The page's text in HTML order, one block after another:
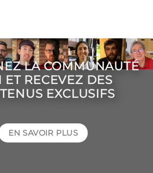
LA COMMUNAUTÉ
ET RECEVEZ DES
EXCLUSIFS
EN SAVOIR PLUS